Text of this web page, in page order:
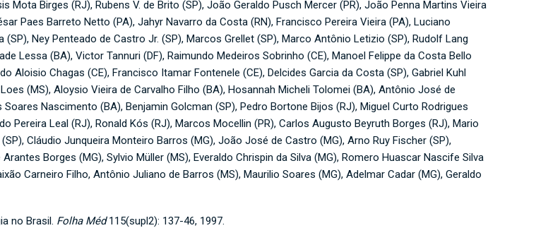
Birges (RJ), Rubens V. de Brito (SP), João Geraldo Pusch Mercer (PR), João Penna Martins Vieira
Paes Barreto Netto (PA), Jahyr Navarro da Costa (RN), Francisco Pereira Vieira (PA), Luciano
Ney Penteado de Castro Jr. (SP), Marcos Grellet (SP), Marco Antônio Letizio (SP), Rudolf Lang
Lessa (BA), Victor Tannuri (DF), Raimundo Medeiros Sobrinho (CE), Manoel Felippe da Costa Bello
Aloisio Chagas (CE), Francisco Itamar Fontenele (CE), Delcides Garcia da Costa (SP), Gabriel Kuhl
(MS), Aloysio Vieira de Carvalho Filho (BA), Hosannah Micheli Tolomei (BA), Antônio José de
Nascimento (BA), Benjamin Golcman (SP), Pedro Bortone Bijos (RJ), Miguel Curto Rodrigues
Pereira Leal (RJ), Ronald Kós (RJ), Marcos Mocellin (PR), Carlos Augusto Beyruth Borges (RJ), Mario
Cláudio Junqueira Monteiro Barros (MG), João José de Castro (MG), Arno Ruy Fischer (SP),
Borges (MG), Sylvio Müller (MS), Everaldo Chrispin da Silva (MG), Romero Huascar Nascife Silva
Carneiro Filho, Antônio Juliano de Barros (MS), Maurilio Soares (MG), Adelmar Cadar (MG), Geraldo
no Brasil. Folha Méd115(supl2): 137-46, 1997.